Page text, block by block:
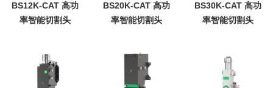
BS12K-CAT 高功
率智能切割头
BS20K-CAT 高功
率智能切割头
BS30K-CAT 高功
率智能切割头